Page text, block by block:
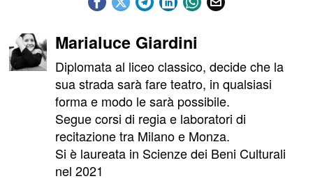
Marialuce Giardini
Diplomata al liceo classico, decide che la
sua strada sarà fare teatro, in qualsiasi
forma e modo le sarà possibile.
Segue corsi di regia e laboratori di
recitazione tra Milano e Monza.
Si è laureata in Scienze dei Beni Culturali
nel 2021